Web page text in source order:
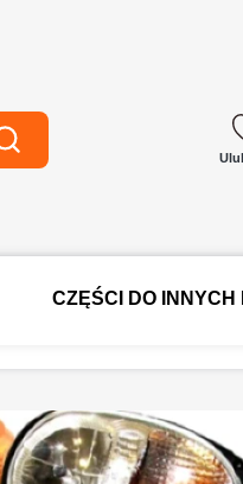
Szukaj
CZĘŚCI DO INNYCH